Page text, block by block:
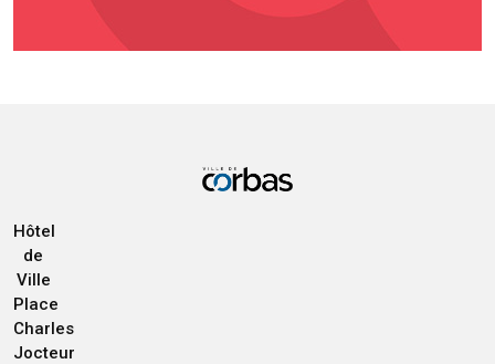
Hôtel
de
Ville
Place
Charles
Jocteur